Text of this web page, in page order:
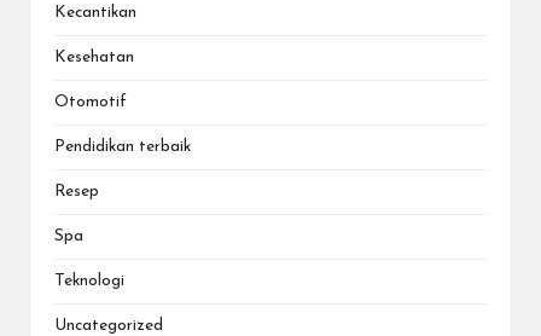
Kecantikan
Kesehatan
Otomotif
Pendidikan terbaik
Resep
Spa
Teknologi
Uncategorized